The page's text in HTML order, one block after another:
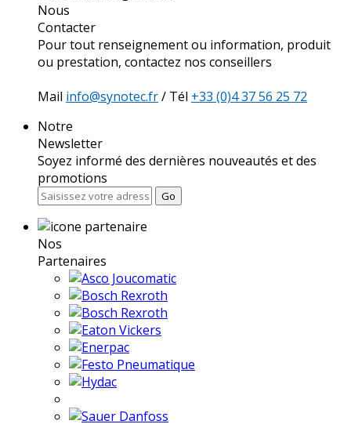
Nous
Contacter
Pour tout renseignement ou information, produit
ou prestation, contactez nos conseillers
Mail info@synotec.fr/ Tél +33 (0)4 37 56 25 72
Notre
Newsletter
Soyez informé des dernières nouveautés et des
promotions
Go
Nos
Partenaires